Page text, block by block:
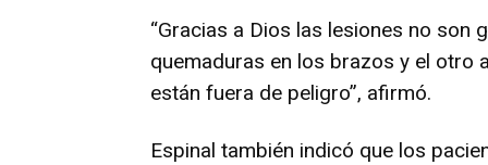
“Gracias a Dios las lesiones no son
quemaduras en los brazos y el otro
están fuera de peligro”, afirmó.
Espinal también indicó que los